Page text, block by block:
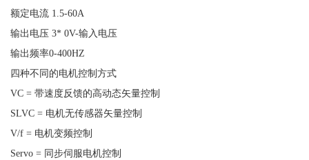
额定电流 1.5-60A
输出电压 3* 0V-输入电压
输出频率0-400HZ
四种不同的电机控制方式
VC = 带速度反馈的高动态矢量控制
SLVC = 电机无传感器矢量控制
V/f = 电机变频控制
Servo = 同步伺服电机控制